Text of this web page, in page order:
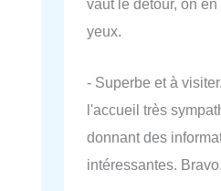
vaut le détour, on
yeux.
- Superbe et à
l'accueil très
donnant des
intéressantes. Bravo.